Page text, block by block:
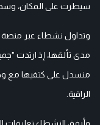
سيطرت على المكان،
وتداول نشطاء عبر
مدى تألقها، إذ ارتدت
منسدل على كتفيها مع
الراقية.